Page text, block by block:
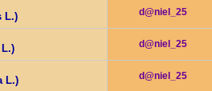
L.) d@niel_25
d@niel_25
L.) d@niel_25